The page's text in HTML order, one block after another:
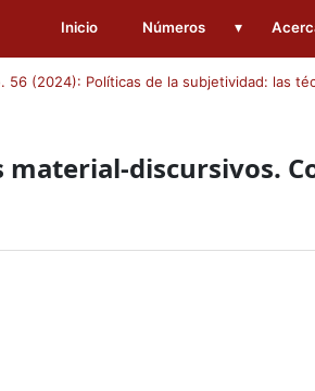
Inicio Números ▾
56 (2024): Políticas de la subjetividad: las
material-discursivos.